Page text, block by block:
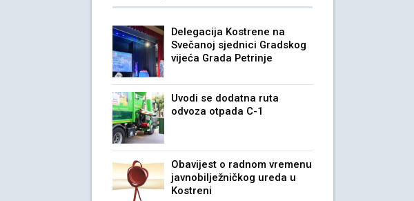
Delegacija Kostrene na
Svečanoj sjednici Gradskog
vijeća Grada Petrinje
Uvodi se dodatna ruta
odvoza otpada C-1
Obavijest o radnom vremenu
javnobilježničkog ureda u
Kostreni